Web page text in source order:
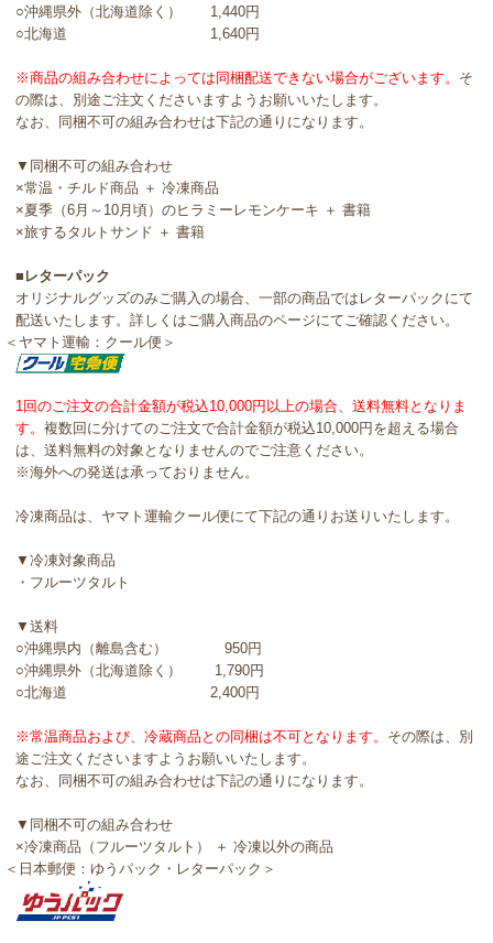
○沖縄県外（北海道除く） 1,440円
○北海道 1,640円
※商品の組み合わせによっては同梱配送できない場合がございます。 そ
の際は、別途ご注文くださいますようお願いいたします。
なお、同梱不可の組み合わせは下記の通りになります。
▼同梱不可の組み合わせ
×常温・チルド商品 ＋ 冷凍商品
×夏季（6月～10月頃）のヒラミーレモンケーキ ＋ 書籍
×旅するタルトサンド ＋ 書籍
■レターパック
オリジナルグッズのみご購入の場合、一部の商品ではレターパックにて
配送いたします。詳しくはご購入商品のページにてご確認ください。
＜ヤマト運輸：クール便＞
1回のご注文の合計金額が税込10,000円以上の場合、送料無料となりま
す。複数回に分けてのご注文で合計金額が税込10,000円を超える場合
は、送料無料の対象となりませんのでご注意ください。
※海外への発送は承っておりません。
冷凍商品は、ヤマト運輸クール便にて下記の通りお送りいたします。
▼冷凍対象商品
・フルーツタルト
▼送料
○沖縄県内（離島含む） 950円
○沖縄県外（北海道除く） 1,790円
○北海道 2,400円
※常温商品および、冷蔵商品との同梱は不可となります。 その際は、別
途ご注文くださいますようお願いいたします。
なお、同梱不可の組み合わせは下記の通りになります。
▼同梱不可の組み合わせ
×冷凍商品（フルーツタルト） ＋ 冷凍以外の商品
＜日本郵便：ゆうパック・レターパック＞